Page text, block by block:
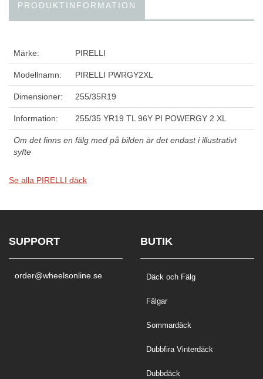
PRODUKTINFORMATION
Märke: PIRELLI
Modellnamn: PIRELLI PWRGY2XL
Dimensioner: 255/35R19
Information: 255/35 YR19 TL 96Y PI POWERGY 2 XL
Om det finns en fälg med på bilden är det endast i illustrativt
syfte
Se alla PIRELLI däck
SUPPORT
order@wheelsonline.se
BUTIK
Däck och Fälg
Fälgar
Sommardäck
Dubbfira Vinterdäck
Dubbdäck